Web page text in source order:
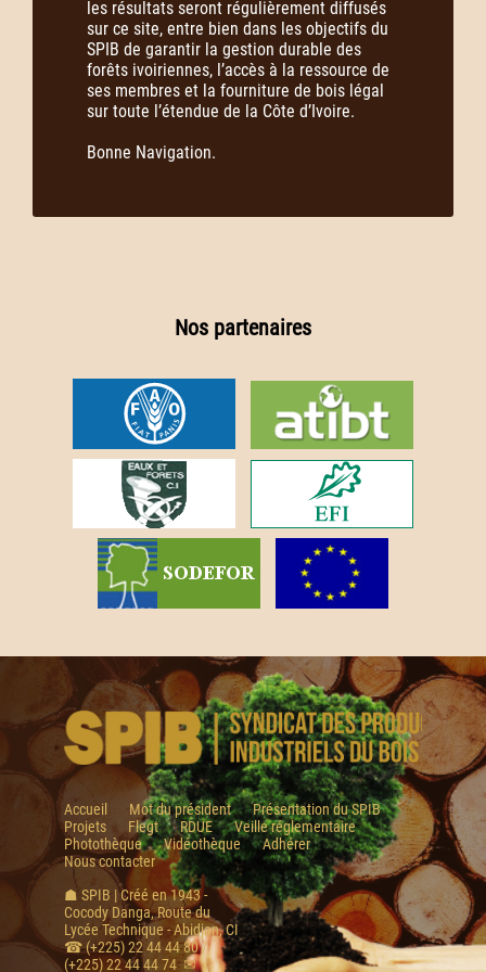
les résultats seront régulièrement diffusés
sur ce site, entre bien dans les objectifs du
SPIB de garantir la gestion durable des
forêts ivoiriennes, l’accès à la ressource de
ses membres et la fourniture de bois légal
sur toute l’étendue de la Côte d’Ivoire.
Bonne Navigation.
Nos partenaires
Accueil Mot du président
Présentation du SPIB
Projets
Flegt RDUE
Veille réglementaire
Photothèque
Vidéothèque
Adhérer
Nous contacter
☗ SPIB | Créé en 1943 -
Cocody Danga, Route du
Lycée Technique - Abidjan, CI
☎ (+225) 22 44 44 80 /
(+225) 22 44 44 74 ✉